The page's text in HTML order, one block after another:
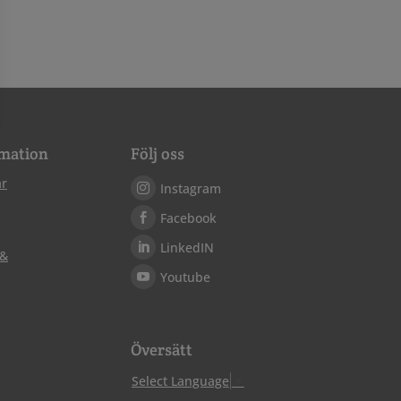
Följ oss
Instagram
Facebook
LinkedIN
Youtube
Översätt
Select Language